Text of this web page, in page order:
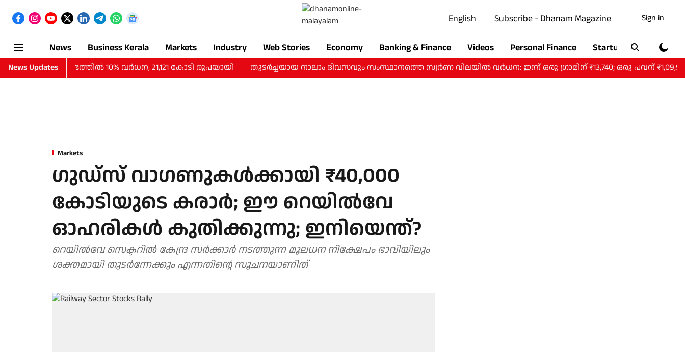
English Subscribe - Dhanam Magazine Sign in
News Business Kerala Markets Industry Web Stories Economy Banking & Finance Videos Personal Finance Startup
News Updates
ലാഭത്തില്‍ 10% വര്‍ധന, 21,121 കോടി രൂപയായി തുടർച്ചയായ നാലാം ദിവസവും സംസ്ഥാനത്തെ സ്വർണ വിലയിൽ വർധന: ഇന്ന് ഒരു ​ഗ്രാമിന് ₹13,740; ഒരു പവന് ₹1,09,920.
Markets
ഗുഡ്സ് വാ​ഗണുകൾക്കായി ₹40,000
കോടിയുടെ കരാർ; ഈ റെയിൽവേ
ഓഹരികൾ കുതിക്കുന്നു; ഇനിയെന്ത്?
റെയിൽവേ സെക്ടറിൽ കേന്ദ്ര സർക്കാർ നടത്തുന്ന മൂലധന നിക്ഷേപം ഭാവിയിലും
ശക്തമായി തുടർന്നേക്കും എന്നതിന്റെ സൂചനയാണിത്